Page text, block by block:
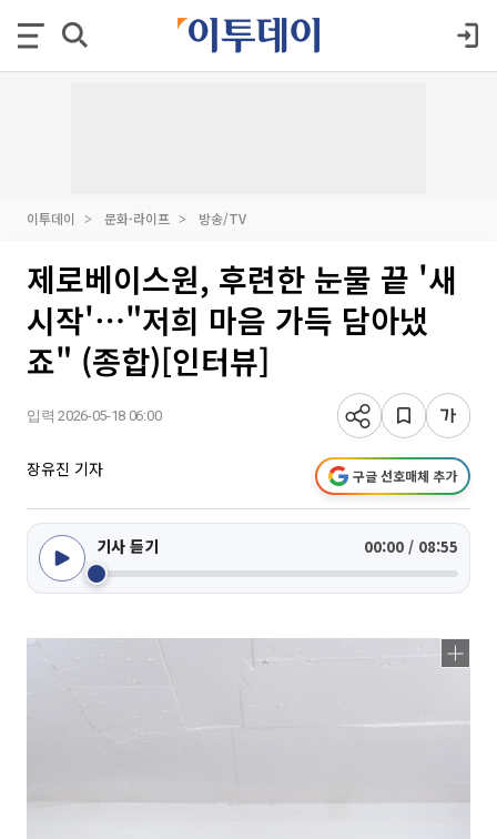
이투데이 문화·라이프 방송/TV
제로베이스원, 후련한 눈물 끝 '새
시작'⋯"저희 마음 가득 담아냈
죠" (종합)[인터뷰]
입력 2026-05-18 06:00
장유진 기자 구글 선호매체 추가
기사 듣기 00:00 / 08:55